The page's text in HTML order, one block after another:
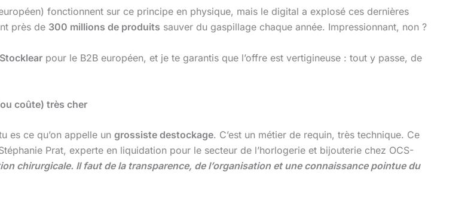
fonctionnent sur ce principe en physique, mais le digital a explosé ces dernières
près de 300 millions de produits sauver du gaspillage chaque année. Impressionnant, non ?
Stocklear pour le B2B européen, et je te garantis que l’offre est vertigineuse : tout y passe, de
coûte) très cher
es ce qu’on appelle un grossiste destockage. C’est un métier de requin, très technique. Ce
Prat, experte en liquidation pour le secteur de l’horlogerie et bijouterie chez OCS-
chirurgicale. Il faut de la transparence, de l’organisation et une connaissance pointue du